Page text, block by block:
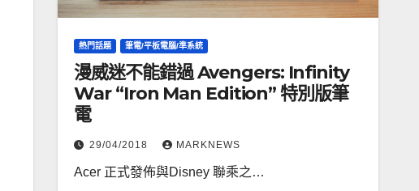
熱門話題 筆電/平板電腦/準系統
漫威迷不能錯過 Avengers: Infinity
War “Iron Man Edition” 特別版筆
電
29/04/2018 MARKNEWS
Acer 正式發佈與Disney 聯乘之…